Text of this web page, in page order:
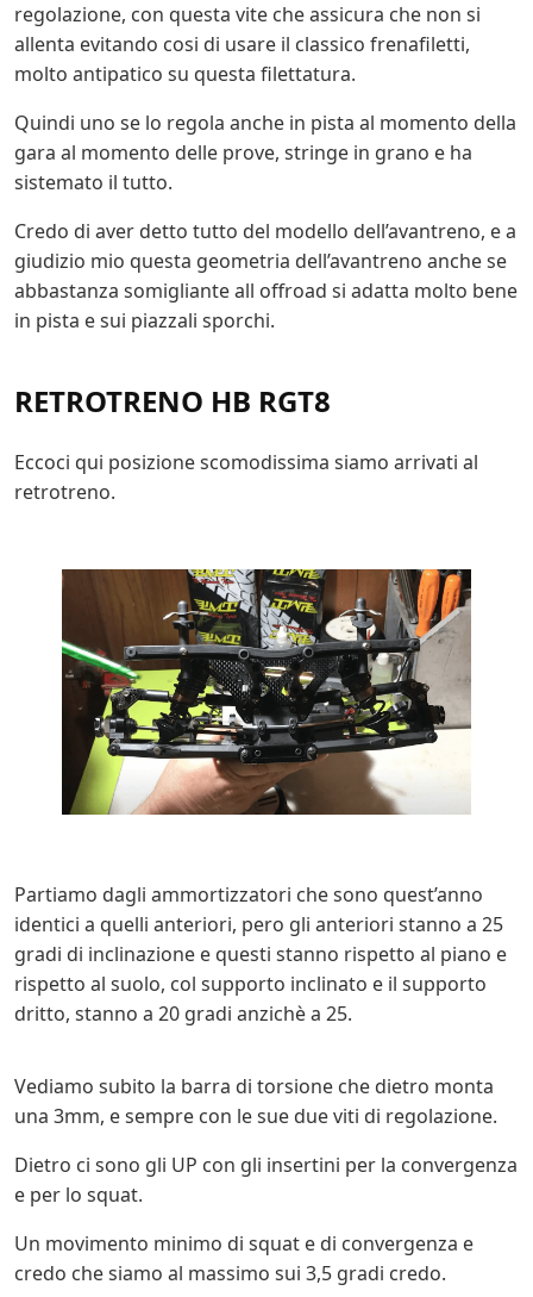
regolazione, con questa vite che assicura che non si
allenta evitando cosi di usare il classico frenafiletti,
molto antipatico su questa filettatura.
Quindi uno se lo regola anche in pista al momento della
gara al momento delle prove, stringe in grano e ha
sistemato il tutto.
Credo di aver detto tutto del modello dell’avantreno, e a
giudizio mio questa geometria dell’avantreno anche se
abbastanza somigliante all offroad si adatta molto bene
in pista e sui piazzali sporchi.
RETROTRENO HB RGT8
Eccoci qui posizione scomodissima siamo arrivati al
retrotreno.
Partiamo dagli ammortizzatori che sono quest’anno
identici a quelli anteriori, pero gli anteriori stanno a 25
gradi di inclinazione e questi stanno rispetto al piano e
rispetto al suolo, col supporto inclinato e il supporto
dritto, stanno a 20 gradi anzichè a 25.
Vediamo subito la barra di torsione che dietro monta
una 3mm, e sempre con le sue due viti di regolazione.
Dietro ci sono gli UP con gli insertini per la convergenza
e per lo squat.
Un movimento minimo di squat e di convergenza e
credo che siamo al massimo sui 3,5 gradi credo.